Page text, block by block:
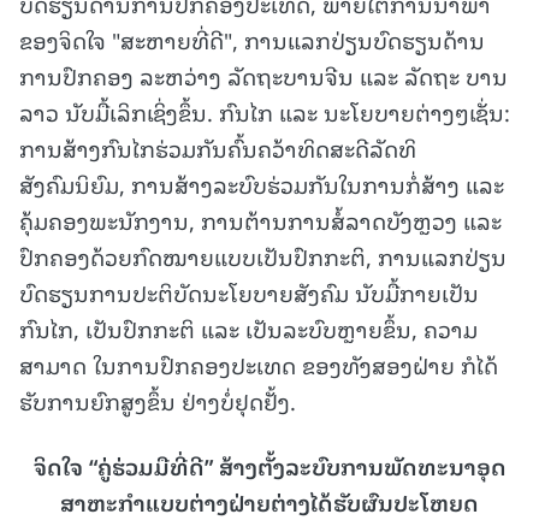
ຂອງຈິດໃຈ "ສະຫາຍທີ່ດີ", ການແລກປ່ຽນບົດຮຽນດ້ານ
ການປົກຄອງ ລະຫວ່າງ ລັດຖະບານຈີນ ແລະ ລັດຖະ ບານ
ລາວ ນັບມື້ເລິກເຊິ່ງຂຶ້ນ. ກົນໄກ ແລະ ນະໂຍບາຍຕ່າງໆເຊັ່ນ:
ການສ້າງກົນໄກຮ່ວມກັນຄົ້ນຄວ້າທິດສະດີລັດທິ
ສັງຄົມນິຍົມ, ການສ້າງລະບົບຮ່ວມກັນໃນການກໍ່ສ້າງ ແລະ
ຄຸ້ມຄອງພະນັກງານ, ການຕ້ານການສໍ້ລາດບັງຫຼວງ ແລະ
ປົກຄອງດ້ວຍກົດໝາຍແບບເປັນປົກກະຕິ, ການແລກປ່ຽນ
ບົດຮຽນການປະຕິບັດນະໂຍບາຍສັງຄົມ ນັບມື້ກາຍເປັນ
ກົນໄກ, ເປັນປົກກະຕິ ແລະ ເປັນລະບົບຫຼາຍຂຶ້ນ, ຄວາມ
ສາມາດ ໃນການປົກຄອງປະເທດ ຂອງທັງສອງຝ່າຍ ກໍໄດ້
ຮັບການຍົກສູງຂຶ້ນ ຢ່າງບໍ່ຢຸດຢັ້ງ.
ຈິດໃຈ “ຄູ່ຮ່ວມມືທີ່ດີ” ສ້າງຕັ້ງລະບົບການພັດທະນາອຸດ
ສາຫະກໍາແບບຕ່າງຝ່າຍຕ່າງໄດ້ຮັບຜົນປະໂຫຍດ